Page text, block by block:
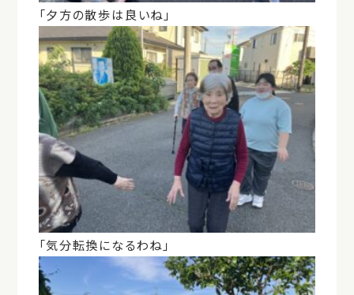
「夕方の散歩は良いね」
「気分転換になるわね」